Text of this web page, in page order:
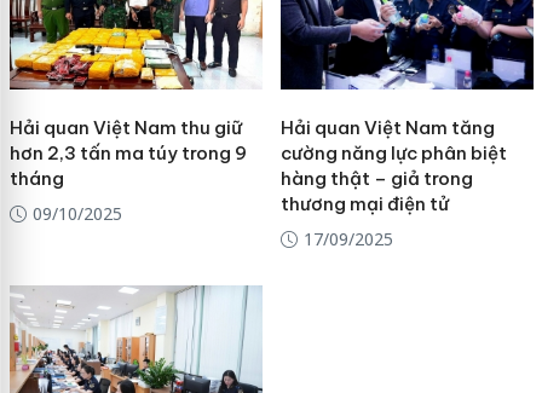
Hải quan Việt Nam thu giữ
hơn 2,3 tấn ma túy trong 9
tháng
09/10/2025
Hải quan Việt Nam tăng
cường năng lực phân biệt
hàng thật – giả trong
thương mại điện tử
17/09/2025